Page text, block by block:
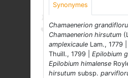
Synonymes
Chamaenerion
Chamaenerion hirsutum
amplexicaule Lam., 1779 |
Thuill., 1799 | Epilobium
Epilobium himalense
hirsutum subsp.